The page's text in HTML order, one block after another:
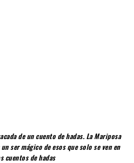
de un cuento de hadas. La Mariposa
ser mágico de esos que solo se ven en
cuentos de hadas